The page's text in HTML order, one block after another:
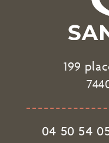
199
04 50 54